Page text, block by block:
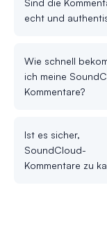
Sind die
echt und
Wie schnell
ich meine
Kommentare?
Ist es sicher,
SoundCloud-
Kommentare zu